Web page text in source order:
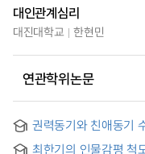
대인관계심리
대진대학교 한현민
연관학위논문
권력동기와 친애동기
특성에 관한 연구
최한기의 인물감평 척